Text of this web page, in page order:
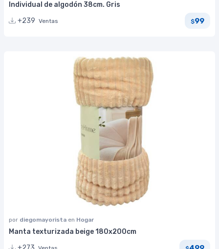
Individual de algodón 38cm. Gris
+239 Ventas $99
por diegomayorista en Hogar
Manta texturizada beige 180x200cm